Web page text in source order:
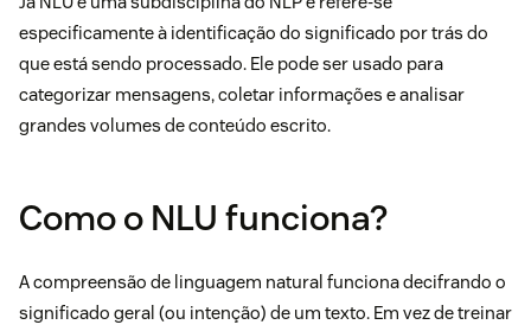
especificamente à identificação do significado por trás do
que está sendo processado. Ele pode ser usado para
categorizar mensagens, coletar informações e analisar
grandes volumes de conteúdo escrito.
Como o NLU funciona?
A compreensão de linguagem natural funciona decifrando o
significado geral (ou intenção) de um texto. Em vez de treinar